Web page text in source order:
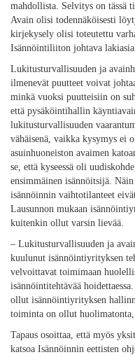
mahdollista. Selvitys on tässä
Avain olisi todennäköisesti
kirjekysely olisi toteutettu
Isännöintiliiton johtava
Lukitusturvallisuuden ja
ilmenevät puutteet voivat
minkä vuoksi puutteisiin on
että pysäköintihallin
lukitusturvallisuuden
vähäisenä, vaikka kysymys ei
asuinhuoneiston avaimen
se, että kyseessä oli
ensimmäinen isännöitsijä.
isännöinnin vaihtotilanteet
Lausunnon mukaan
kuitenkin ollut varsin lievää.
– Lukitusturvallisuuden ja
kuulunut isännöintiyrityksen
velvoittavat toimimaan
isännöintitehtävää
ollut isännöintiyrityksen
toiminta on ollut huolimatonta,
Tapaus osoittaa, että myös
katsoa Isännöinnin eettisten